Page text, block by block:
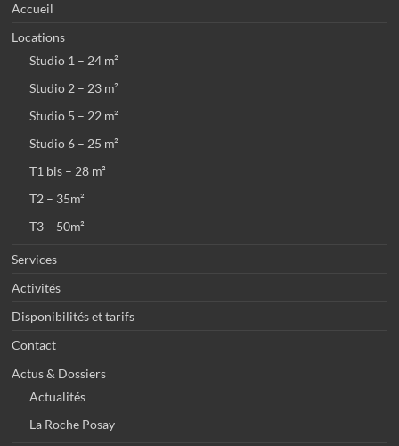
Accueil
Locations
Studio 1 – 24 m²
Studio 2 – 23 m²
Studio 5 – 22 m²
Studio 6 – 25 m²
T1 bis – 28 m²
T2 – 35m²
T3 – 50m²
Services
Activités
Disponibilités et tarifs
Contact
Actus & Dossiers
Actualités
La Roche Posay